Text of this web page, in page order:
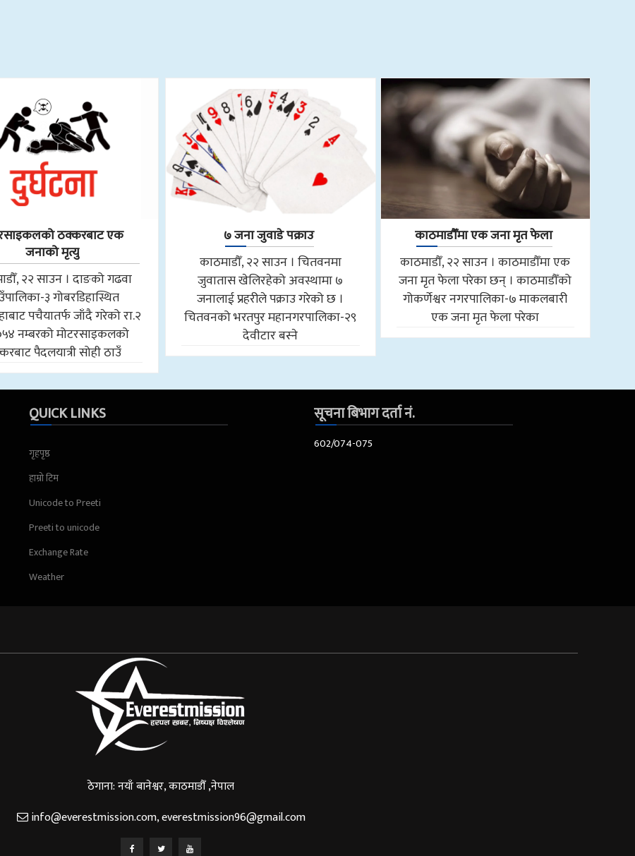
ठक्करबाट एक
जनाको मृत्यु
२२ साउन । दाङको गढवा
३ गोबरडिहास्थित
पचैयातर्फ जाँदै गरेको रा.२
नम्बरको मोटरसाइकलको
पैदलयात्री सोही ठाउँ
७ जना जुवाडे पक्राउ
काठमाडौँ, २२ साउन । चितवनमा
जुवातास खेलिरहेको अवस्थामा ७
जनालाई प्रहरीले पक्राउ गरेको छ ।
चितवनको भरतपुर महानगरपालिका-२९
देवीटार बस्ने
काठमाडौँमा एक जना मृत फेला
काठमाडौँ, २२ साउन । काठमाडौँमा एक
जना मृत फेला परेका छन् । काठमाडौँको
गोकर्णेश्वर नगरपालिका-७ माकलबारी
एक जना मृत फेला परेका
QUICK LINKS
गृहपृष्ठ
हाम्रो टिम
Unicode to Preeti
Preeti to unicode
Exchange Rate
Weather
सूचना बिभाग दर्ता नं.
602/074-075
ठेगाना: नयाँ बानेश्वर, काठमाडौँ ,नेपाल
info@everestmission.com,everestmission96@gmail.com